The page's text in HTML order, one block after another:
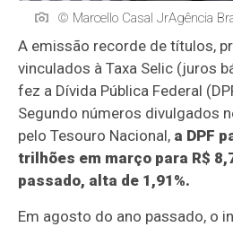
© Marcello Casal JrAgência
A emissão recorde de títulos,
vinculados à Taxa Selic (juros
fez a Dívida Pública Federal
Segundo números divulgados
pelo Tesouro Nacional, a DPF
trilhões em março para R$
passado, alta de 1,91%.
Em agosto do ano passado, o